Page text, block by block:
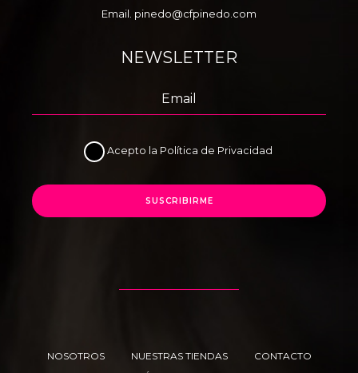
Email. pinedo@cfpinedo.com
NEWSLETTER
Acepto la Política de Privacidad
SUSCRIBIRME
NOSOTROS NUESTRAS TIENDAS
CONTACTO